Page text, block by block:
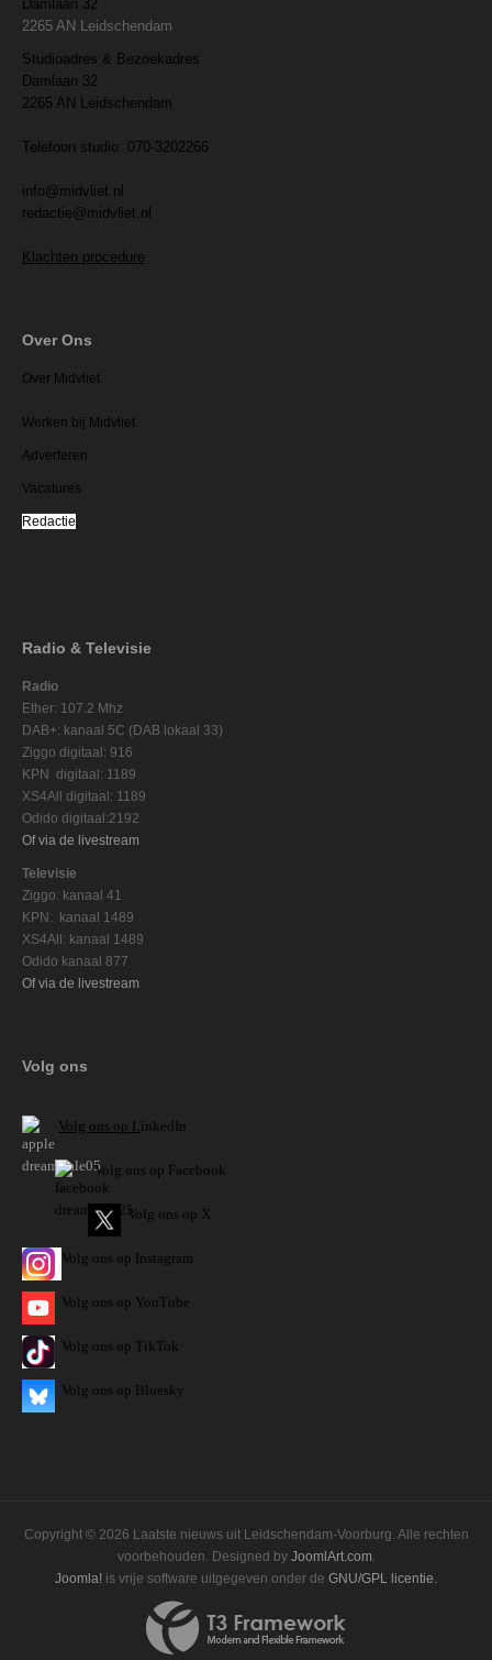
Damlaan 32
2265 AN Leidschendam
Studioadres & Bezoekadres
Damlaan 32
2265 AN Leidschendam
Telefoon studio: 070-3202266
info@midvliet.nl
redactie@midvliet.nl
Klachten procedure
Over Ons
Over Midvliet
Werken bij Midvliet
Adverteren
Vacatures
Redactie
Radio & Televisie
Radio
Ether: 107.2 Mhz
DAB+: kanaal 5C (DAB lokaal 33)
Ziggo digitaal: 916
KPN digitaal: 1189
XS4All digitaal: 1189
Odido digitaal:2192
Of via de livestream
Televisie
Ziggo: kanaal 41
KPN: kanaal 1489
XS4All: kanaal 1489
Odido kanaal 877
Of via de livestream
Volg ons
Volg ons op LinkedIn
Volg ons op Facebook
Volg ons op X
Volg ons op Instagram
Volg ons op YouTube
Volg ons op TikTok
Volg ons op Bluesky
Copyright © 2026 Laatste nieuws uit Leidschendam-Voorburg. Alle rechten
voorbehouden. Designed by JoomlArt.com.
Joomla! is vrije software uitgegeven onder de GNU/GPL licentie.